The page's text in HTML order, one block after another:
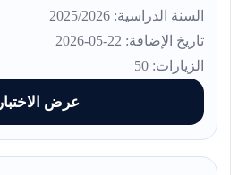
السنة الدراسية: 2025/2026
تاريخ الإضافة: 22-05-2026
الزيارات: 50
عرض الاختبار